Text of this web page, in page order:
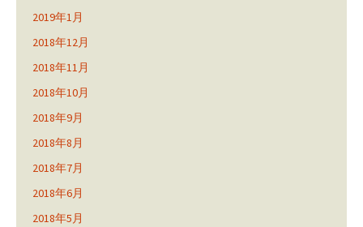
2019年1月
2018年12月
2018年11月
2018年10月
2018年9月
2018年8月
2018年7月
2018年6月
2018年5月